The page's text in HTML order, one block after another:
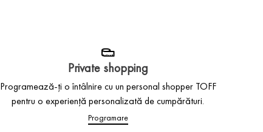
Private shopping
Programează-ți o întâlnire cu un personal shopper TOFF
pentru o experiență personalizată de cumpărături.
Programare